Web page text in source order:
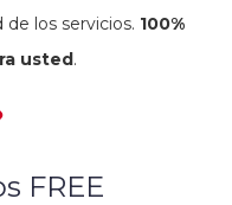
los servicios. 100%
usted.
FREE